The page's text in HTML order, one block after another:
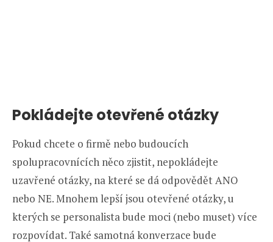
Pokládejte otevřené otázky
Pokud chcete o firmě nebo budoucích
spolupracovnících něco zjistit, nepokládejte
uzavřené otázky, na které se dá odpovědět ANO
nebo NE. Mnohem lepší jsou otevřené otázky, u
kterých se personalista bude moci (nebo muset) více
rozpovídat. Také samotná konverzace bude